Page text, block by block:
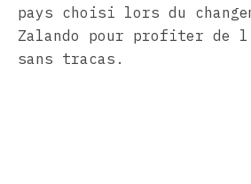
pays choisi lors du
Zalando pour profiter de
sans tracas.